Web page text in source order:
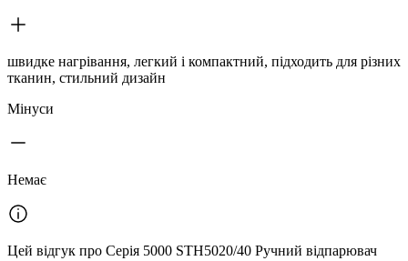
швидке нагрівання, легкий і компактний, підходить для різних
тканин, стильний дизайн
Мінуси
Немає
Цей відгук про Серія 5000 STH5020/40 Ручний відпарювач